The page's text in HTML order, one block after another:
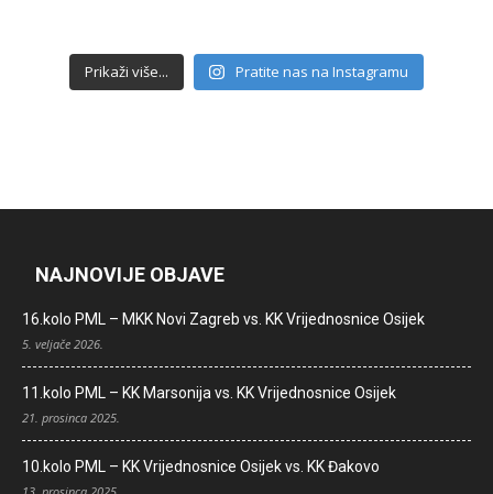
Prikaži više... Pratite nas na Instagramu
NAJNOVIJE OBJAVE
16.kolo PML – MKK Novi Zagreb vs. KK Vrijednosnice Osijek
5. veljače 2026.
11.kolo PML – KK Marsonija vs. KK Vrijednosnice Osijek
21. prosinca 2025.
10.kolo PML – KK Vrijednosnice Osijek vs. KK Đakovo